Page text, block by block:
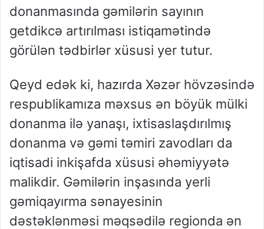
donanmasında gəmilərin sayının
getdikcə artırılması istiqamətində
görülən tədbirlər xüsusi yer tutur.
Qeyd edək ki, hazırda Xəzər hövzəsində
respublikamıza məxsus ən böyük mülki
donanma ilə yanaşı, ixtisaslaşdırılmış
donanma və gəmi təmiri zavodları da
iqtisadi inkişafda xüsusi əhəmiyyətə
malikdir. Gəmilərin inşasında yerli
gəmiqayırma sənayesinin
dəstəklənməsi məqsədilə regionda ən